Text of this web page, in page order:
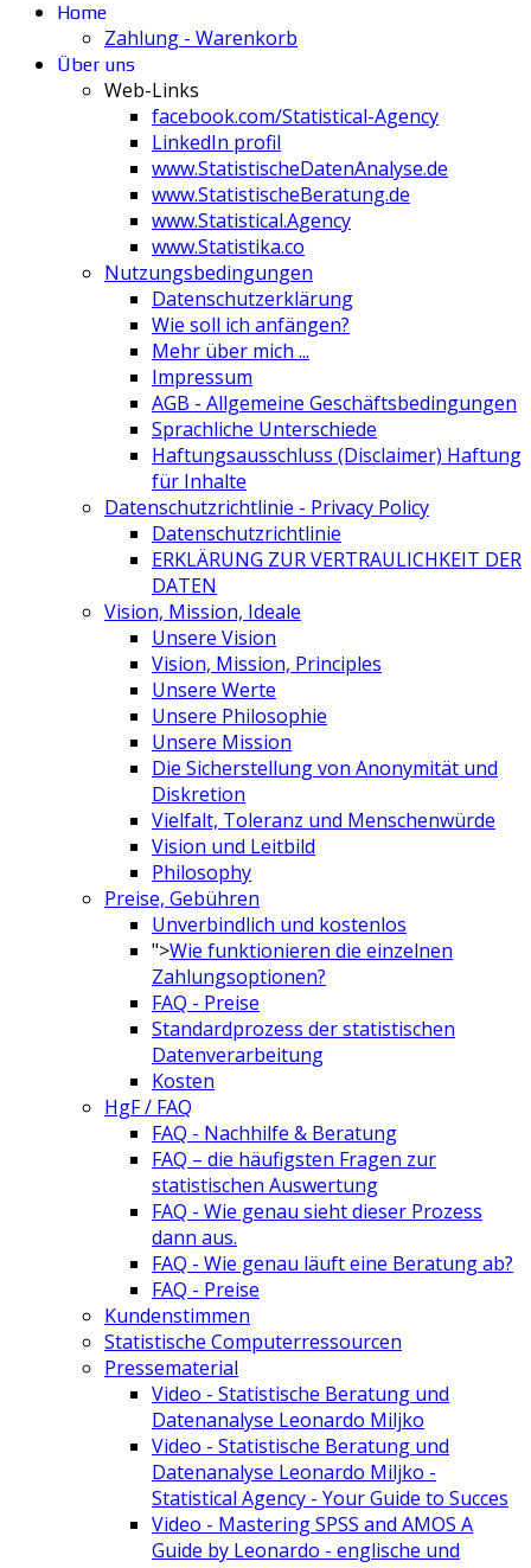
Home
Zahlung - Warenkorb
Über uns
Web-Links
facebook.com/Statistical-Agency
LinkedIn profil
www.StatistischeDatenAnalyse.de
www.StatistischeBeratung.de
www.Statistical.Agency
www.Statistika.co
Nutzungsbedingungen
Datenschutzerklärung
Wie soll ich anfängen?
Mehr über mich ...
Impressum
AGB - Allgemeine Geschäftsbedingungen
Sprachliche Unterschiede
Haftungsausschluss (Disclaimer) Haftung
für Inhalte
Datenschutzrichtlinie - Privacy Policy
Datenschutzrichtlinie
ERKLÄRUNG ZUR VERTRAULICHKEIT DER
DATEN
Vision, Mission, Ideale
Unsere Vision
Vision, Mission, Principles
Unsere Werte
Unsere Philosophie
Unsere Mission
Die Sicherstellung von Anonymität und
Diskretion
Vielfalt, Toleranz und Menschenwürde
Vision und Leitbild
Philosophy
Preise, Gebühren
Unverbindlich und kostenlos
">Wie funktionieren die einzelnen
Zahlungsoptionen?
FAQ - Preise
Standardprozess der statistischen
Datenverarbeitung
Kosten
HgF / FAQ
FAQ - Nachhilfe & Beratung
FAQ – die häufigsten Fragen zur
statistischen Auswertung
FAQ - Wie genau sieht dieser Prozess
dann aus.
FAQ - Wie genau läuft eine Beratung ab?
FAQ - Preise
Kundenstimmen
Statistische Computerressourcen
Pressematerial
Video - Statistische Beratung und
Datenanalyse Leonardo Miljko
Video - Statistische Beratung und
Datenanalyse Leonardo Miljko -
Statistical Agency - Your Guide to Succes
Video - Mastering SPSS and AMOS A
Guide by Leonardo - englische und